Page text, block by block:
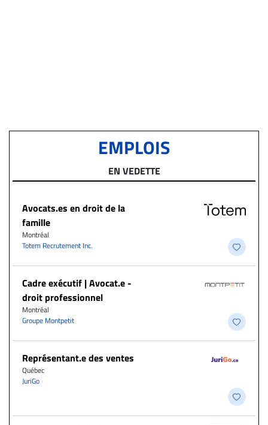
EMPLOIS
EN VEDETTE
Avocats.es en droit de la
famille
Montréal
Totem Recrutement Inc.
Cadre exécutif | Avocat.e -
droit professionnel
Montréal
Groupe Montpetit
Représentant.e des ventes
Québec
JuriGo